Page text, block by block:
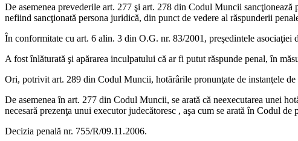
De asemenea prevederile art. 277 şi art. 278 din Codul Muncii
nefiind sancţionată persona juridică, din punct de vedere al răspunderii
În conformitate cu art. 6 alin. 3 din O.G. nr. 83/2001, preşedintele
A fost înlăturată şi apărarea inculpatului că ar fi putut răspunde penal, în
Ori, potrivit art. 289 din Codul Muncii, hotărârile pronunţate de instanţele
De asemenea în art. 277 din Codul Muncii, se arată că neexecutarea unei
necesară prezenţa unui executor judecătoresc , aşa cum se arată în Codul de
Decizia penală nr. 755/R/09.11.2006.